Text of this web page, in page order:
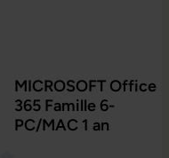
MICROSOFT Office
365 Famille 6-
PC/MAC 1 an